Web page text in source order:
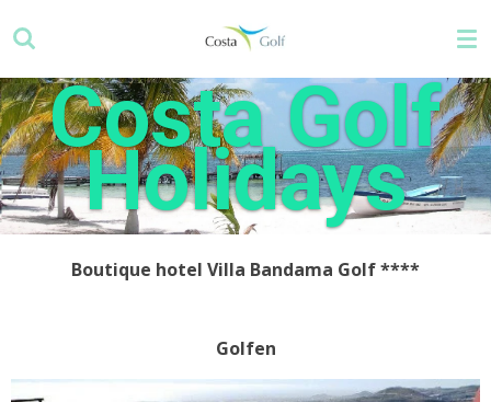
direct
naar
de
hoofdinhoud
Costa Golf
Holidays
Boutique hotel Villa Bandama Golf****
Golfen